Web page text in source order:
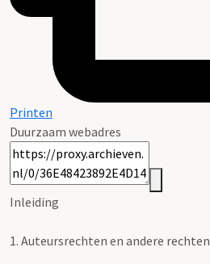
Printen
Duurzaam webadres
Inleiding
1. Auteursrechten en andere rechten